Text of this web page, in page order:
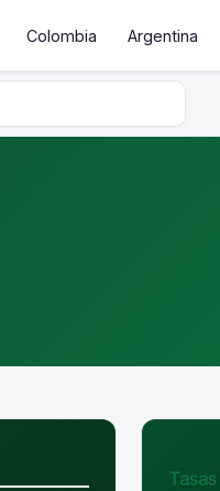
Colombia Argentina